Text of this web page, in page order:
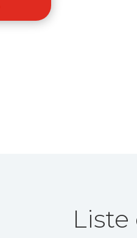
Liste